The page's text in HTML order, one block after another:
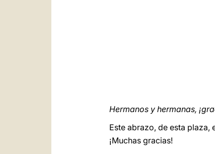
Hermanos y hermanas,
Este abrazo, de esta plaza,
¡Muchas gracias!